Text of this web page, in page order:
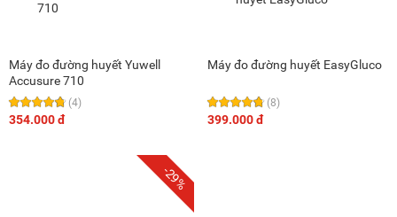
Máy đo đường huyết Yuwell
Accusure 710
(4)
354.000 đ
Máy đo đường huyết EasyGluco
(8)
399.000 đ
-29%